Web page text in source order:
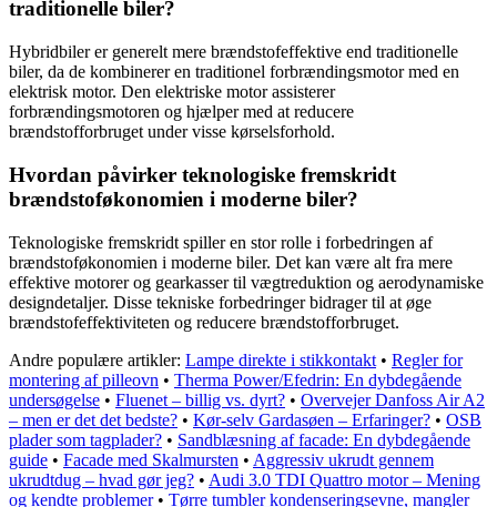
traditionelle biler?
Hybridbiler er generelt mere brændstofeffektive end traditionelle
biler, da de kombinerer en traditionel forbrændingsmotor med en
elektrisk motor. Den elektriske motor assisterer
forbrændingsmotoren og hjælper med at reducere
brændstofforbruget under visse kørselsforhold.
Hvordan påvirker teknologiske fremskridt
brændstoføkonomien i moderne biler?
Teknologiske fremskridt spiller en stor rolle i forbedringen af
brændstoføkonomien i moderne biler. Det kan være alt fra mere
effektive motorer og gearkasser til vægtreduktion og aerodynamiske
designdetaljer. Disse tekniske forbedringer bidrager til at øge
brændstofeffektiviteten og reducere brændstofforbruget.
Andre populære artikler: Lampe direkte i stikkontakt • Regler for
montering af pilleovn • Therma Power/Efedrin: En dybdegående
undersøgelse • Fluenet – billig vs. dyrt? • Overvejer Danfoss Air A2
– men er det det bedste? • Kør-selv Gardasøen – Erfaringer? • OSB
plader som tagplader? • Sandblæsning af facade: En dybdegående
guide • Facade med Skalmursten • Aggressiv ukrudt gennem
ukrudtdug – hvad gør jeg? • Audi 3.0 TDI Quattro motor – Mening
og kendte problemer• Tørre tumbler kondenseringsevne, mangler